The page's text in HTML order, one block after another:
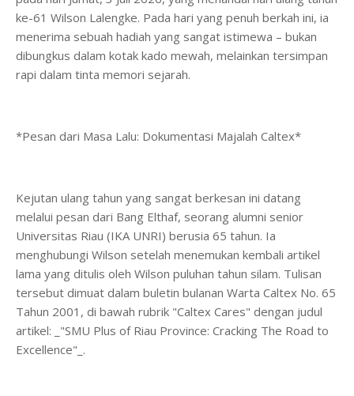
ke-61 Wilson Lalengke. Pada hari yang penuh berkah ini, ia
menerima sebuah hadiah yang sangat istimewa – bukan
dibungkus dalam kotak kado mewah, melainkan tersimpan
rapi dalam tinta memori sejarah.
*Pesan dari Masa Lalu: Dokumentasi Majalah Caltex*
Kejutan ulang tahun yang sangat berkesan ini datang
melalui pesan dari Bang Elthaf, seorang alumni senior
Universitas Riau (IKA UNRI) berusia 65 tahun. Ia
menghubungi Wilson setelah menemukan kembali artikel
lama yang ditulis oleh Wilson puluhan tahun silam. Tulisan
tersebut dimuat dalam buletin bulanan Warta Caltex No. 65
Tahun 2001, di bawah rubrik "Caltex Cares" dengan judul
artikel: _"SMU Plus of Riau Province: Cracking The Road to
Excellence"_.